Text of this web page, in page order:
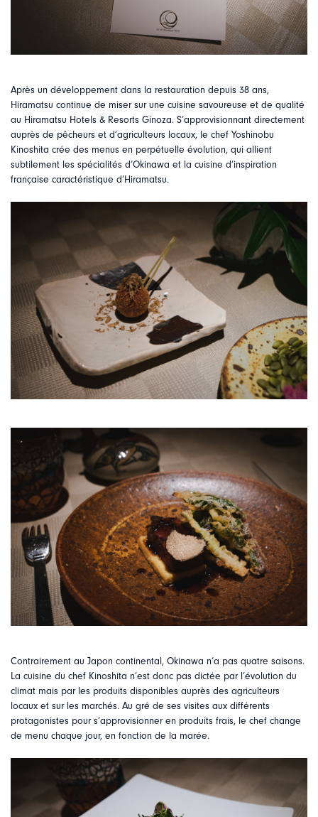
Après un développement dans la restauration depuis 38 ans,
Hiramatsu continue de miser sur une cuisine savoureuse et de qualité
au Hiramatsu Hotels & Resorts Ginoza. S’approvisionnant directement
auprès de pêcheurs et d’agriculteurs locaux, le chef Yoshinobu
Kinoshita crée des menus en perpétuelle évolution, qui allient
subtilement les spécialités d’Okinawa et la cuisine d’inspiration
française caractéristique d’Hiramatsu.
Contrairement au Japon continental, Okinawa n’a pas quatre saisons.
La cuisine du chef Kinoshita n’est donc pas dictée par l’évolution du
climat mais par les produits disponibles auprès des agriculteurs
locaux et sur les marchés. Au gré de ses visites aux différents
protagonistes pour s’approvisionner en produits frais, le chef change
de menu chaque jour, en fonction de la marée.